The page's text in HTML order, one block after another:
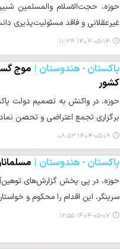
حوزه، حجت‌الاسلام والمسلمین
غیرعقلانی و فاقد مسئولیت‌پذیری
۱۴۰۴-۰۵-۱۴ ۱۱:۳۴
پاکستان - هندوستان
موج
کشور
حوزه، در واکنش به تصمیم دولت
برگزاری تجمع اعتراضی و تحصن
۱۴۰۴-۰۵-۰۹ ۰۸:۵۳
پاکستان - هندوستان
حوزه، در پی پخش گزارش‌های
سرینگر، این اقدام را محکوم و
۱۴۰۴-۰۵-۰۷ ۱۲:۵۵